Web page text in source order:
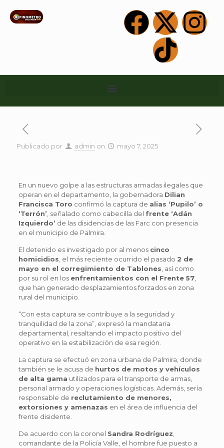
Publicado por admin on mayo 7, 2025
En un nuevo golpe a las estructuras armadas ilegales que
operan en el departamento, la gobernadora Dilian
Francisca Toro confirmó la captura de alias ‘Pupilo’ o
‘Terrón’ , señalado como cabecilla del frente ‘Adán
Izquierdo’ de las disidencias de las Farc con presencia
en el municipio de Palmira.
El detenido es investigado por al menos cinco
homicidios , el más reciente ocurrido el pasado 2 de
mayo en el corregimiento de Tablones , así como
por su rol en los enfrentamientos con el Frente 57,
que han generado desplazamientos forzados en zona
rural del municipio.
“Con esta captura se contribuye a la seguridad y
tranquilidad de la zona”, expresó la mandataria
departamental, resaltando el impacto positivo del
operativo en la estabilización de esa región.
La captura se efectuó en zona urbana de Palmira, donde
también se le acusa de hurtos de motos y vehículos
de alta gama utilizados para el transporte de armas,
personal armado y operaciones logísticas. Además, sería
responsable de reclutamiento de menores,
extorsiones y amenazas en el área de influencia del
frente disidente.
De acuerdo con la coronel Sandra Rodríguez
comandante de la Policía Valle, el hombre fue puesto a